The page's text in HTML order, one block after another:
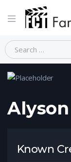
Home Person
Known